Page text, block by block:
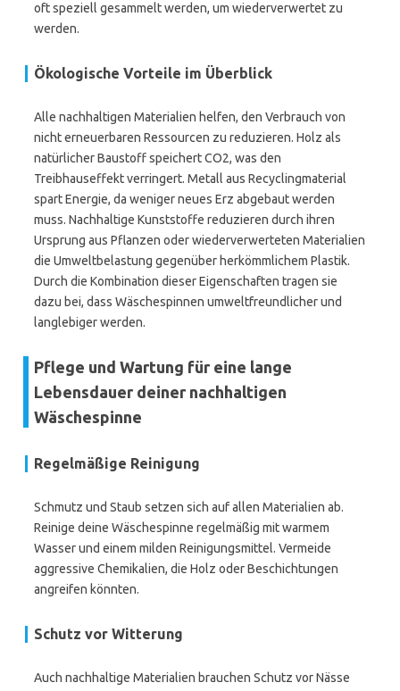
oft speziell gesammelt werden, um wiederverwertet zu
werden.
Ökologische Vorteile im Überblick
Alle nachhaltigen Materialien helfen, den Verbrauch von
nicht erneuerbaren Ressourcen zu reduzieren. Holz als
natürlicher Baustoff speichert CO2, was den
Treibhauseffekt verringert. Metall aus Recyclingmaterial
spart Energie, da weniger neues Erz abgebaut werden
muss. Nachhaltige Kunststoffe reduzieren durch ihren
Ursprung aus Pflanzen oder wiederverwerteten Materialien
die Umweltbelastung gegenüber herkömmlichem Plastik.
Durch die Kombination dieser Eigenschaften tragen sie
dazu bei, dass Wäschespinnen umweltfreundlicher und
langlebiger werden.
Pflege und Wartung für eine lange
Lebensdauer deiner nachhaltigen
Wäschespinne
Regelmäßige Reinigung
Schmutz und Staub setzen sich auf allen Materialien ab.
Reinige deine Wäschespinne regelmäßig mit warmem
Wasser und einem milden Reinigungsmittel. Vermeide
aggressive Chemikalien, die Holz oder Beschichtungen
angreifen könnten.
Schutz vor Witterung
Auch nachhaltige Materialien brauchen Schutz vor Nässe